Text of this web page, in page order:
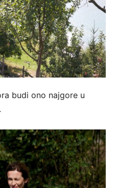
budi ono najgore u